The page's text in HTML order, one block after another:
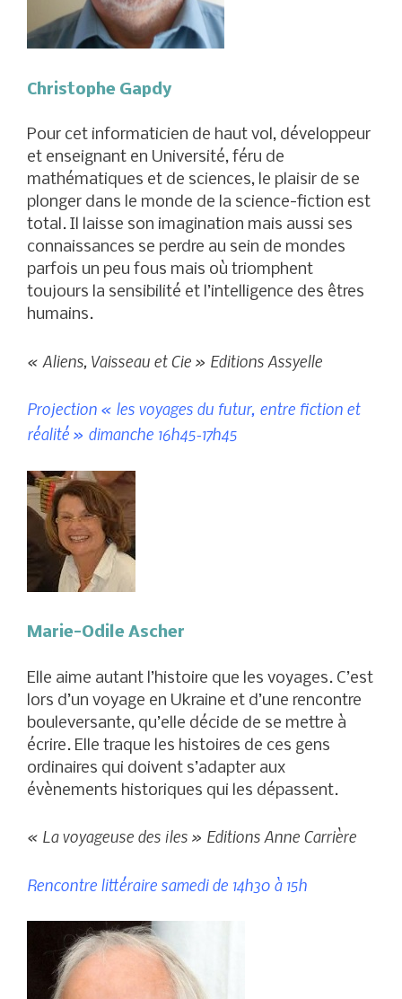
Christophe Gapdy
Pour cet informaticien de haut vol, développeur
et enseignant en Université, féru de
mathématiques et de sciences, le plaisir de se
plonger dans le monde de la science-fiction est
total. Il laisse son imagination mais aussi ses
connaissances se perdre au sein de mondes
parfois un peu fous mais où triomphent
toujours la sensibilité et l’intelligence des êtres
humains.
« Aliens, Vaisseau et Cie » Editions Assyelle
Projection « les voyages du futur, entre fiction et
réalité » dimanche 16h45-17h45
Marie-Odile Ascher
Elle aime autant l’histoire que les voyages. C’est
lors d’un voyage en Ukraine et d’une rencontre
bouleversante, qu’elle décide de se mettre à
écrire. Elle traque les histoires de ces gens
ordinaires qui doivent s’adapter aux
évènements historiques qui les dépassent.
« La voyageuse des îles » Editions Anne Carrière
Rencontre littéraire samedi de 14h30 à 15h